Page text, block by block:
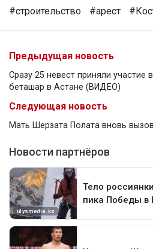
#строительство #арест
Предыдущая новость
Сразу 25 невест приняли
беташар в Астане (ВИДЕО)
Следующая новость
Мать Шерзата Полата вновь